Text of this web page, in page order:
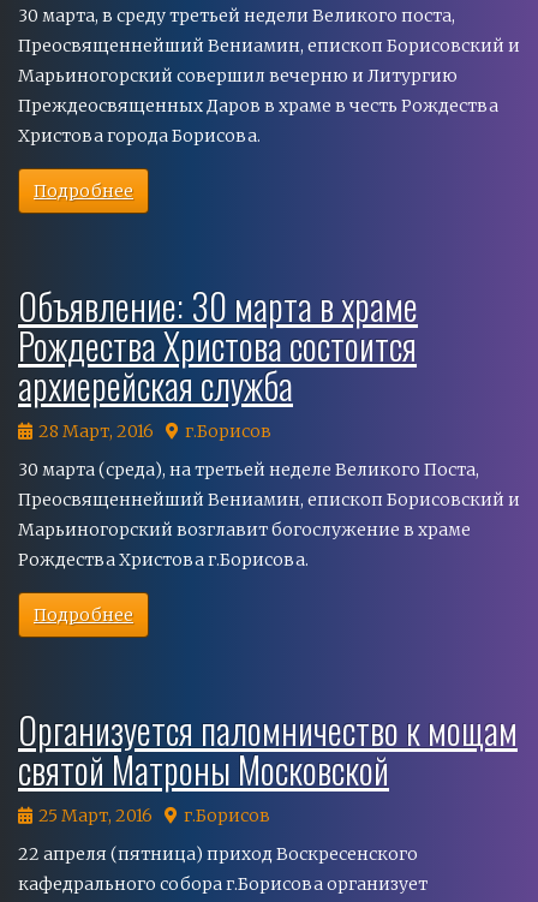
30 марта, в среду третьей недели Великого поста,
Преосвященнейший Вениамин, епископ Борисовский и
Марьиногорский совершил вечерню и Литургию
Преждеосвященных Даров в храме в честь Рождества
Христова города Борисова.
Подробнее
Объявление: 30 марта в храме
Рождества Христова состоится
архиерейская служба
28 Март, 2016
г.Борисов
30 марта (среда), на третьей неделе Великого Поста,
Преосвященнейший Вениамин, епископ Борисовский и
Марьиногорский возглавит богослужение в храме
Рождества Христова г.Борисова.
Подробнее
Организуется паломничество к мощам
святой Матроны Московской
25 Март, 2016
г.Борисов
22 апреля (пятница) приход Воскресенского
кафедрального собора г.Борисова организует